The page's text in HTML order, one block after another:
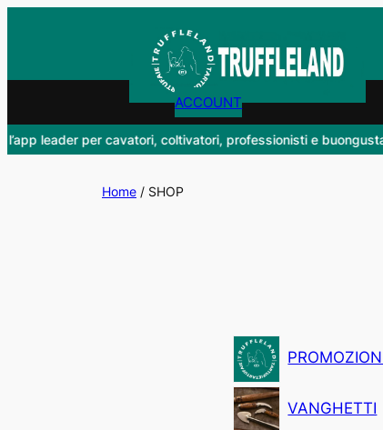
ACCOUNT
leader per cavatori, coltivatori, professionisti e buongustai
Home / SHOP
VANGHETTI